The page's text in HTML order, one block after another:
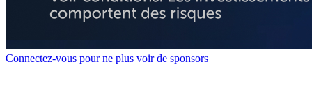
Connectez-vous pour ne plus voir de sponsors